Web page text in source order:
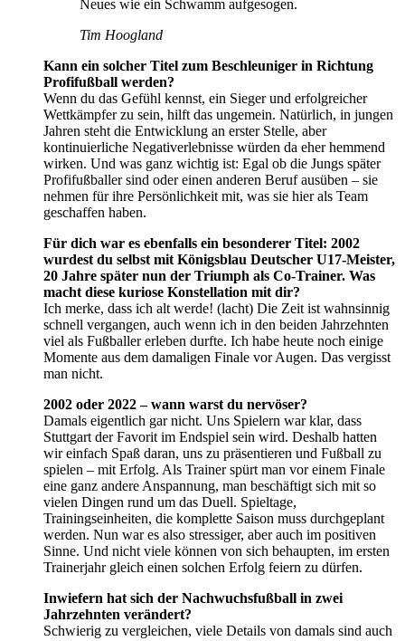
Neues wie ein Schwamm aufgesogen.
Tim Hoogland
Kann ein solcher Titel zum Beschleuniger in Richtung
Profifußball werden?
Wenn du das Gefühl kennst, ein Sieger und erfolgreicher
Wettkämpfer zu sein, hilft das ungemein. Natürlich, in jungen
Jahren steht die Entwicklung an erster Stelle, aber
kontinuierliche Negativerlebnisse würden da eher hemmend
wirken. Und was ganz wichtig ist: Egal ob die Jungs später
Profifußballer sind oder einen anderen Beruf ausüben – sie
nehmen für ihre Persönlichkeit mit, was sie hier als Team
geschaffen haben.
Für dich war es ebenfalls ein besonderer Titel: 2002
wurdest du selbst mit Königsblau Deutscher U17-Meister,
20 Jahre später nun der Triumph als Co-Trainer. Was
macht diese kuriose Konstellation mit dir?
Ich merke, dass ich alt werde! (lacht) Die Zeit ist wahnsinnig
schnell vergangen, auch wenn ich in den beiden Jahrzehnten
viel als Fußballer erleben durfte. Ich habe heute noch einige
Momente aus dem damaligen Finale vor Augen. Das vergisst
man nicht.
2002 oder 2022 – wann warst du nervöser?
Damals eigentlich gar nicht. Uns Spielern war klar, dass
Stuttgart der Favorit im Endspiel sein wird. Deshalb hatten
wir einfach Spaß daran, uns zu präsentieren und Fußball zu
spielen – mit Erfolg. Als Trainer spürt man vor einem Finale
eine ganz andere Anspannung, man beschäftigt sich mit so
vielen Dingen rund um das Duell. Spieltage,
Trainingseinheiten, die komplette Saison muss durchgeplant
werden. Nun war es also stressiger, aber auch im positiven
Sinne. Und nicht viele können von sich behaupten, im ersten
Trainerjahr gleich einen solchen Erfolg feiern zu dürfen.
Inwiefern hat sich der Nachwuchsfußball in zwei
Jahrzehnten verändert?
Schwierig zu vergleichen, viele Details von damals sind auch